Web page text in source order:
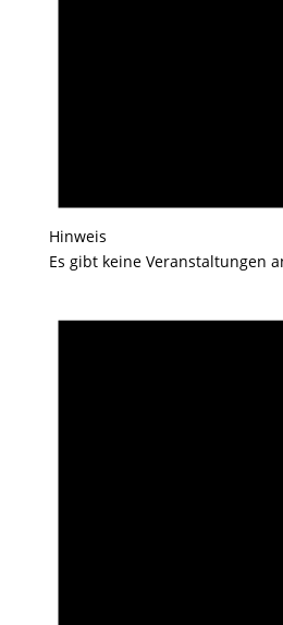
Hinweis
Es gibt keine Veranstaltungen